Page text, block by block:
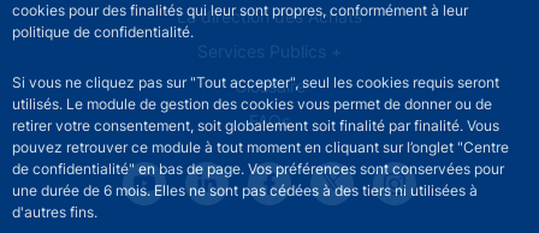
cookies pour des finalités qui leur sont propres, conformément à leur
politique de confidentialité.
Si vous ne cliquez pas sur "Tout accepter", seul les cookies requis seront
utilisés. Le module de gestion des cookies vous permet de donner ou de
retirer votre consentement, soit globalement soit finalité par finalité. Vous
pouvez retrouver ce module à tout moment en cliquant sur l’onglet "Centre
de confidentialité" en bas de page. Vos préférences sont conservées pour
une durée de 6 mois. Elles ne sont pas cédées à des tiers ni utilisées à
d'autres fins.
La direction des Achats
Services Publics +
Glossaire
FAQs